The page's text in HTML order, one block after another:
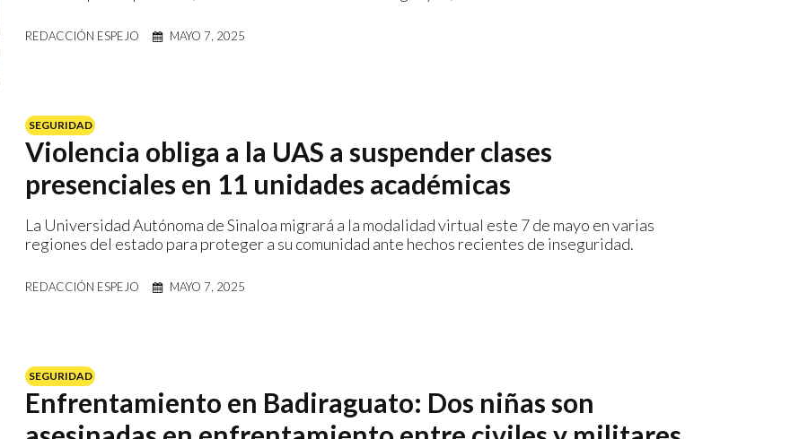
REDACCIÓN ESPEJO MAYO 7, 2025
SEGURIDAD
Violencia obliga a la UAS a suspender clases
presenciales en 11 unidades académicas
La Universidad Autónoma de Sinaloa migrará a la modalidad virtual este 7 de mayo en varias
regiones del estado para proteger a su comunidad ante hechos recientes de inseguridad.
REDACCIÓN ESPEJO MAYO 7, 2025
SEGURIDAD
Enfrentamiento en Badiraguato: Dos niñas son